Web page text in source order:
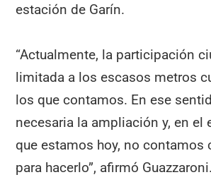
estación de Garín.
“Actualmente, la participación
limitada a los escasos metros
los que contamos. En ese
necesaria la ampliación y, en el
que estamos hoy, no contamos
para hacerlo”, afirmó Guazzaroni.